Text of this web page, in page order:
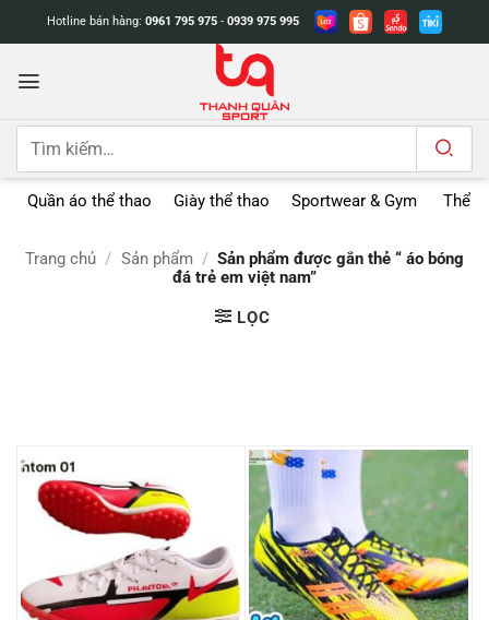
dung
Hotline bán hàng: 0961 795 975 - 0939 975 995
Tìm
Quần áo thể thao Giày thể thao Sportwear & Gym Thể
Trang chủ / Sản phẩm / Sản phẩm được gắn thẻ “ áo bóng
đá trẻ em việt nam”
LỌC